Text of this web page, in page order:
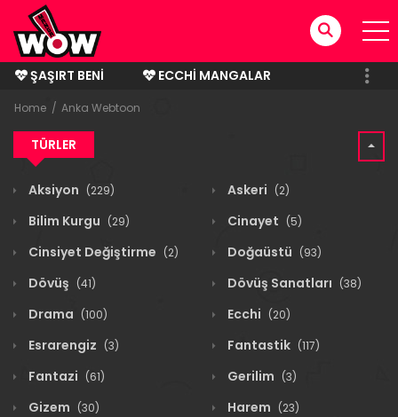
ŞAŞIRT BENI
ECCHI MANGALAR
BITMIŞ MANGALAR
Home Anka Webtoon
TÜRLER
Aksiyon (229) Askeri (2)
Bilim Kurgu (29) Cinayet (5)
Cinsiyet Değiştirme (2) Doğaüstü (93)
Dövüş (41) Dövüş Sanatları (38)
Drama (100) Ecchi (20)
Esrarengiz (3) Fantastik (117)
Fantazi (61) Gerilim (3)
Gizem (30) Harem (23)